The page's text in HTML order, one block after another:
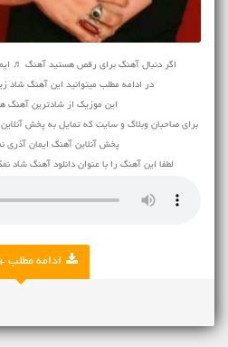
اگر دنبال آهنگ برای رقص هستید آهنگ ♬
در ادامه مطلب میتوانید این آهنگ شاد
این موزیک از شادترین آهنگ
برای صاحبان وبلاگ و سایت که تمایل به پخش
پخش آنلاین آهنگ ایمان آذری
لطفا این آهنگ را با عنوان دانلود آهنگ شاد
ادامه مطلب